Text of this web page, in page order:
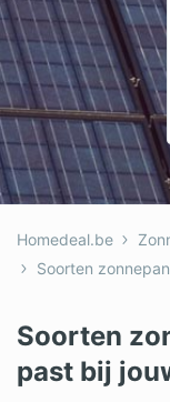
Elektricien
Gevelwerken
Glas
Hekwerken
Hovenier
Isolatie
Metselaar
Ramen
Homedeal.be
Soorten
Soorten
past bij